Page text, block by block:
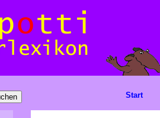
Start